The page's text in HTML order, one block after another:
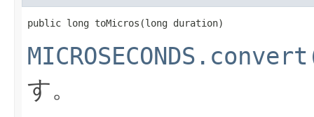
public long toMicros​(long duration)
す。